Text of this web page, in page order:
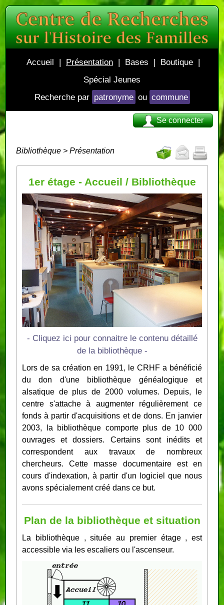
Accueil | Présentation | Bases | Boutique |
Spécial Jeunes
Recherche par patronyme ou commune
Se connecter
Bibliothèque > Présentation
1er étage - Accueil / Bibliothèque
- Cliquez ici pour connaitre le contenu détaillé
de la bibliothèque -
Lors de sa création en 1991, le CRHF a bénéficié
du don d'une bibliothèque généalogique et
alsatique de plus de 2000 volumes. Depuis, le
centre s'attache à augmenter régulièrement ce
fonds à partir d'acquisitions et de dons. En janvier
2003, la bibliothèque comporte plus de 10 000
ouvrages et dossiers. Certains sont inédits et
correspondent aux travaux de nombreux
chercheurs. Cette masse documentaire est en
cours d'indexation, à partir d'un logiciel que nous
avons spécialement créé dans ce but.
Plan de la bibliothèque et situation
La bibliothèque , située au premier étage , est
accessible via les escaliers ou l'ascenseur.